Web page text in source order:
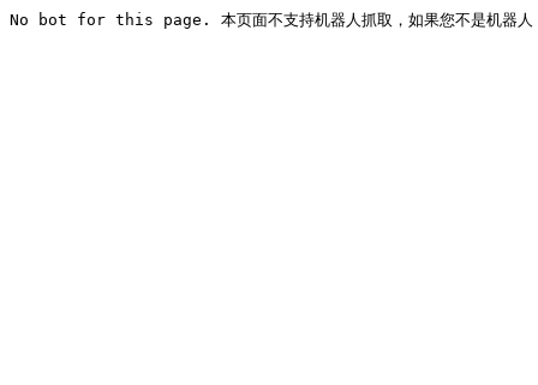
No bot for this page. 本页面不支持机器人抓取，如果您不是机器人，